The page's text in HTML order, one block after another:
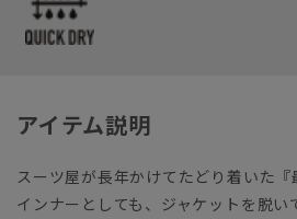
アイテム説明
スーツ屋が長年かけてたどり着いた
インナーとしても、ジャケットを脱い